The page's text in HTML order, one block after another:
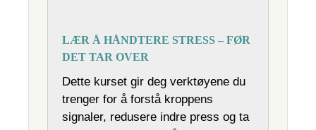
LÆR Å HÅNDTERE STRESS – FØR
DET TAR OVER
Dette kurset gir deg verktøyene du
trenger for å forstå kroppens
signaler, redusere indre press og ta